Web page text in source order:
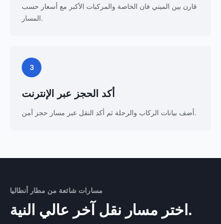
قارن بين الميني فان الخاصة والمركبات الأكبر مع أسعار حسب
المسار.
3
أكد الحجز عبر الإنترنت
أضف بيانات الركاب والرحلة ثم أكد النقل عبر مسار حجز آمن.
مسارات شائعة من مطار أنطاليا
اختر مسار نقل آخر عالي النية.